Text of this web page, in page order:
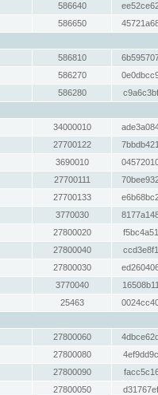
586640
586650
586810
586270
586280
34000010
27700122
3690010
27700111
27700133
3770030
27800020
27800040
27800030
3770040
25463
27800060
27800080
27800090
27800050